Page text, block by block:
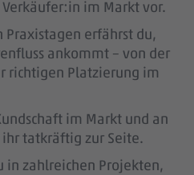
im Markt vor.
Praxistagen erfährst du,
ankommt – von der
richtigen Platzierung im
im Markt und an
ihr tatkräftig zur Seite.
in zahlreichen Projekten,